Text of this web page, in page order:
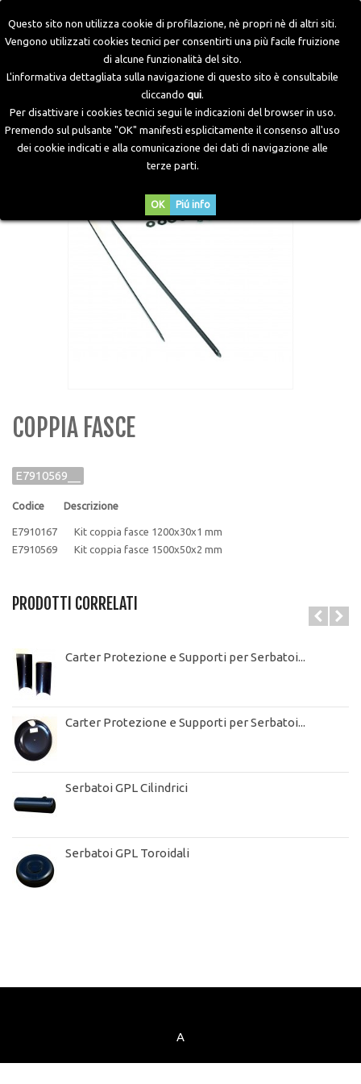
Questo sito non utilizza cookie di profilazione, nè propri nè di altri siti.
Vengono utilizzati cookies tecnici per consentirti una più facile fruizione
di alcune funzionalità del sito.
L'informativa dettagliata sulla navigazione di questo sito è consultabile
cliccando qui.
Per disattivare i cookies tecnici segui le indicazioni del browser in uso.
Premendo sul pulsante "OK" manifesti esplicitamente il consenso all'uso
dei cookie indicati e alla comunicazione dei dati di navigazione alle
terze parti.
OK Piú info
Componenti GPL Accessori Serbatoi
Coppia
COPPIA FASCE
E7910569__
Codice Descrizione
E7910167 Kit coppia fasce 1200x30x1 mm
E7910569 Kit coppia fasce 1500x50x2 mm
PRODOTTI CORRELATI
Carter Protezione e Supporti per Serbatoi...
Carter Protezione e Supporti per Serbatoi...
Serbatoi GPL Cilindrici
Serbatoi GPL Toroidali
A